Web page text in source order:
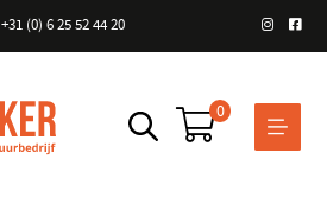
+31 (0) 6 25 52 44 20
0